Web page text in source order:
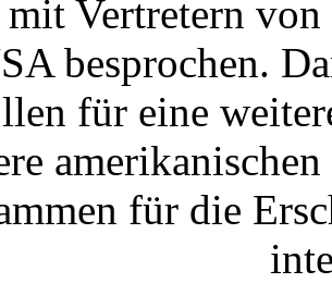
Vertretern
besprochen.
für eine
für die